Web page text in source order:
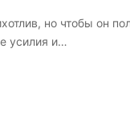
но чтобы он
усилия и…